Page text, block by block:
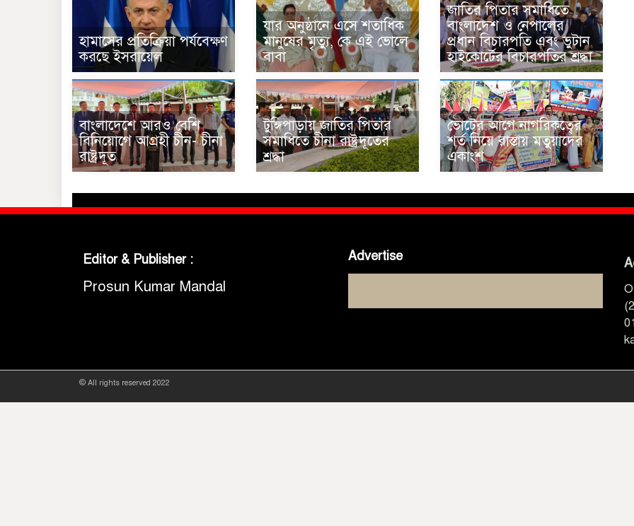
হামাসের প্রতিক্রিয়া পর্যবেক্ষণ
করছে ইসরায়েল
যার অনুষ্ঠানে এসে শতাধিক
মানুষের মৃত্যু, কে এই ভোলে
বাবা
জাতির পিতার সমাধিতে
বাংলাদেশ ও নেপালের
প্রধান বিচারপতি এবং ভুটান
হাইকোর্টের বিচারপতির শ্রদ্ধা
বাংলাদেশে আরও বেশি
বিনিয়োগে আগ্রহী চীন- চীনা
রাষ্ট্রদূত
টুঙ্গিপাড়ায় জাতির পিতার
সমাধিতে চীনা রাষ্ট্রদূতের
শ্রদ্ধা
ভোটের আগে নাগরিকত্বের
শর্ত নিয়ে রাস্তায় মতুয়াদের
একাংশ
Editor & Publisher :
Prosun Kumar Mandal
Advertise
© All rights reserved 2022